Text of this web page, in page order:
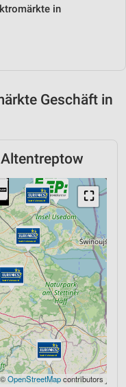
in
Geschäft in
⛶
©OpenStreetMapcontributors